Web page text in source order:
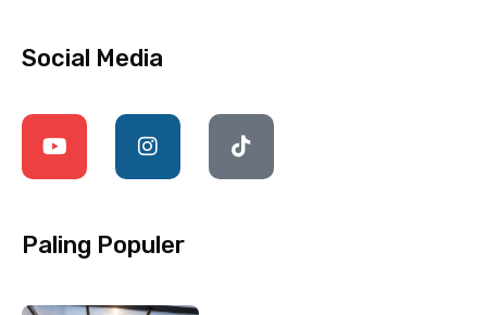
Social Media
Paling Populer